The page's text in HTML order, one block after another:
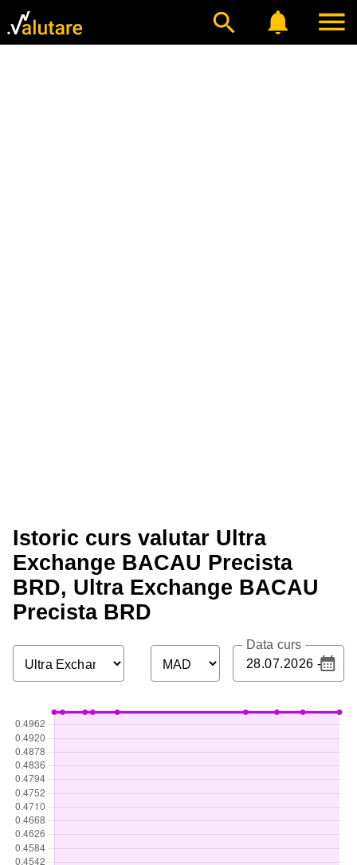
Istoric curs valutar Ultra
Exchange BACAU Precista
BRD, Ultra Exchange BACAU
Precista BRD
Data curs